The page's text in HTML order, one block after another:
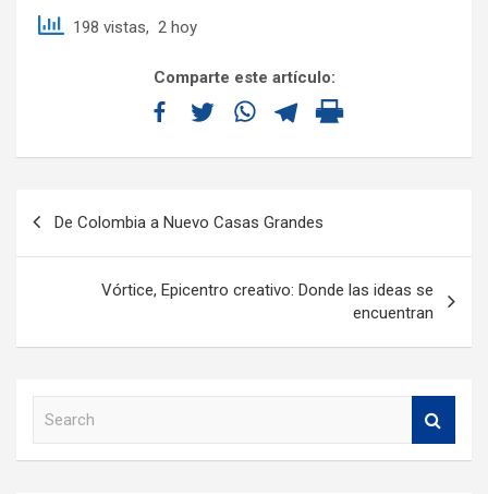
198 vistas, 2 hoy
Comparte este artículo:
De Colombia a Nuevo Casas Grandes
Vórtice, Epicentro creativo: Donde las ideas se
encuentran